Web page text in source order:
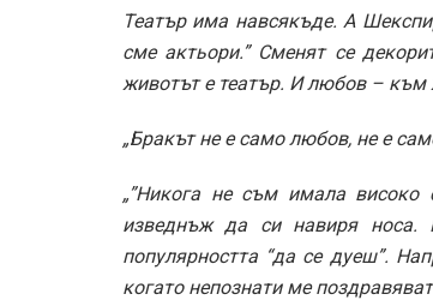
Театър има навсякъде. А
сме актьори.” Сменят се
животът е театър. И любов – към
„Бракът не е само любов, не е
„”Никога не съм имала
изведнъж да си навиря носа.
популярността “да се дуеш”.
когато непознати ме